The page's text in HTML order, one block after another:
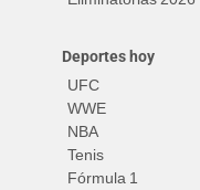
Deportes hoy
UFC
WWE
NBA
Tenis
Fórmula 1